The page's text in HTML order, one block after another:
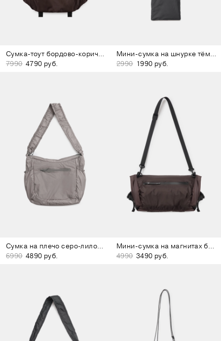
Сумка-тоут бордово-коричневая
7990 4790 руб.
Мини-сумка на шнурке тёмно-серая
2990 1990 руб.
Сумка на плечо серо-лиловая
6990 4890 руб.
Мини-сумка на магнитах бордово-коричневая
4990 3490 руб.